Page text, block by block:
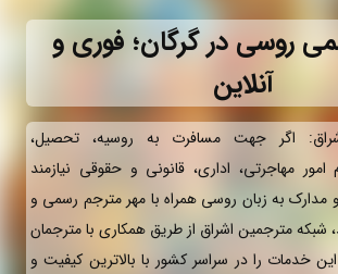
روسی در گرگان؛ فوری و
آنلاین
اگر جهت مسافرت به روسیه، تحصیل،
امور مهاجرتی، اداری، قانونی و حقوقی نیازمند
مدارک به زبان روسی همراه با مهر مترجم رسمی و
شبکه مترجمین اشراق از طریق همکاری با مترجمان
خدمات را در سراسر کشور با بالاترین کیفیت و